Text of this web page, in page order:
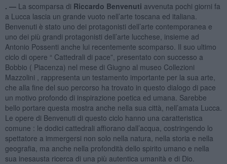
. — La scomparsa di Riccardo Benvenuti avvenuta pochi giorni fa
a Lucca lascia un grande vuoto nell’arte toscana ed italiana.
Benvenuti è stato uno dei protagonisti dell’arte contemporanea e
uno dei più grandi protagonisti dell’arte lucchese, insieme ad
Antonio Possenti anche lui recentemente scomparso. Il suo ultimo
ciclo di opere “ Cattedrali di pace”, presentato con successo a
Bobbio ( Piacenza) nel mese di Giugno al museo Collezioni
Mazzolini , rappresenta un testamento importante per la sua arte,
che alla fine del suo percorso ha trovato in questo dialogo di pace
un motivo profondo di inspirazione poetica ed umana. Sarebbe
bello portare questa mostra anche nella sua città, nell’amata Lucca.
Le opere di Benvenuti di questo ciclo hanno una caratteristica
comune : le dodici cattedrali affiorano dall’acqua, costringendo lo
spettatore a immergersi non solo nella natura, nella storia e nella
geografia, ma anche nella profondità dello spirito umano e nella
sua inesausta ricerca di una più autentica umanità e di Dio.